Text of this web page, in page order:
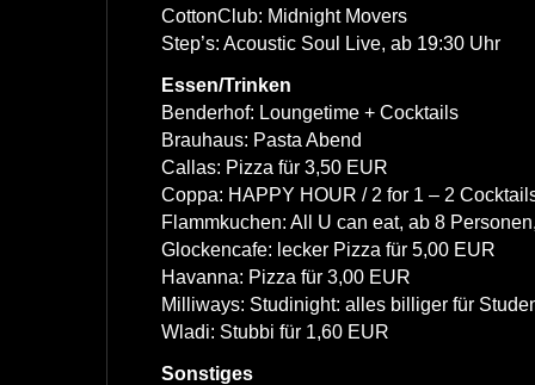
CottonClub: Midnight Movers
Step’s: Acoustic Soul Live, ab 19:30 Uhr
Essen/Trinken
Benderhof: Loungetime + Cocktails
Brauhaus: Pasta Abend
Callas: Pizza für 3,50 EUR
Coppa: HAPPY HOUR / 2 for 1 – 2
Flammkuchen: All U can eat, ab 8
Glockencafe: lecker Pizza für 5,00 EUR
Havanna: Pizza für 3,00 EUR
Milliways: Studinight: alles billiger für
Wladi: Stubbi für 1,60 EUR
Sonstiges